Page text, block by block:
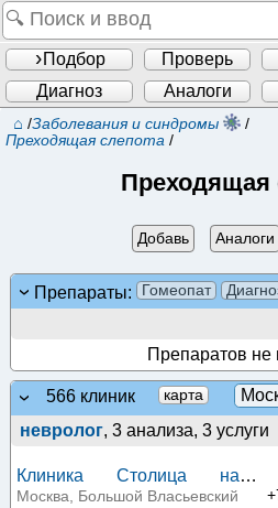
Подбор Проверь
Диагноз
Аналоги
⌂ /Заболевания и синдромы
/
Преходящая слепота/
Преходящая
Добавь Аналоги
Препараты: Гомеопат
Препаратов не
566 клиник карта
невролог, 3 анализа, 3 услуги
Клиника Столица на
Арбате
Москва, Большой Власьевский